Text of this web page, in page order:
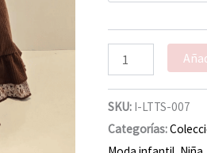
SKU: I-LTTS-007
Categorías: